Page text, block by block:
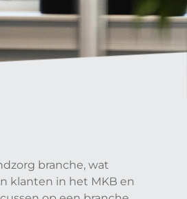
branche, wat
klanten in het MKB en